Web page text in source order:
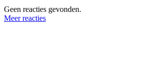
Geen reacties gevonden.
Meer reacties